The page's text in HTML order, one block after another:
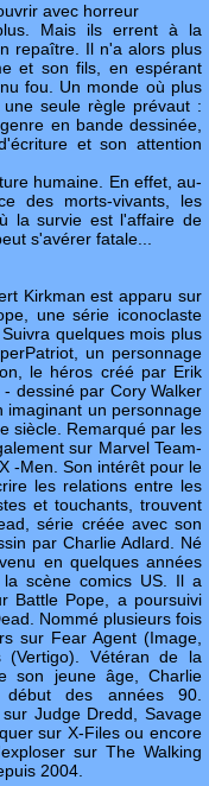
avec horreur
Mais ils errent à la
repaître. Il n'a alors plus
et son fils, en espérant
fou. Un monde où plus
seule règle prévaut :
en bande dessinée,
et son attention
humaine. En effet, au-
des morts-vivants, les
la survie est l'affaire de
s'avérer fatale...
Kirkman est apparu sur
une série iconoclaste
quelques mois plus
un personnage
le héros créé par Erik
dessiné par Cory Walker
un personnage
siècle. Remarqué par les
sur Marvel Team-
-Men. Son intérêt pour le
les relations entre les
et touchants, trouvent
série créée avec son
par Charlie Adlard. Né
en quelques années
scène comics US. Il a
Battle Pope, a poursuivi
Nommé plusieurs fois
sur Fear Agent (Image,
(Vertigo). Vétéran de la
son jeune âge, Charlie
des années 90.
Judge Dredd, Savage
sur X-Files ou encore
sur The Walking
2004.